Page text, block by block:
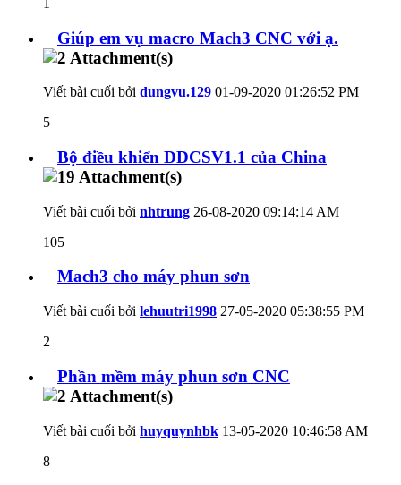
Giúp em vụ macro Mach3 CNC với ạ.
Viết bài cuối bởi dungvu.129 01-09-2020 01:26:52 PM
5
Bộ điều khiển DDCSV1.1 của China
Viết bài cuối bởi nhtrung 26-08-2020 09:14:14 AM
105
Mach3 cho máy phun sơn
Viết bài cuối bởi lehuutri1998 27-05-2020 05:38:55 PM
2
Phần mềm máy phun sơn CNC
Viết bài cuối bởi huyquynhbk 13-05-2020 10:46:58 AM
8